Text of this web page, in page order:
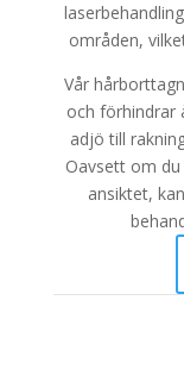
områden,
Vår
och förhindrar
adjö till
Oavsett om
ansiktet,